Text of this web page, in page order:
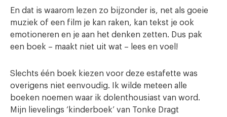
En dat is waarom lezen zo bijzonder is, net als goeie
muziek of een film je kan raken, kan tekst je ook
emotioneren en je aan het denken zetten. Dus pak
een boek – maakt niet uit wat – lees en voel!
Slechts één boek kiezen voor deze estafette was
overigens niet eenvoudig. Ik wilde meteen alle
boeken noemen waar ik dolenthousiast van word.
Mijn lievelings ‘kinderboek’ van Tonke Dragt